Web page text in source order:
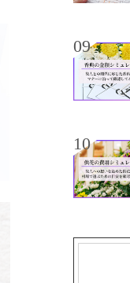
09
10